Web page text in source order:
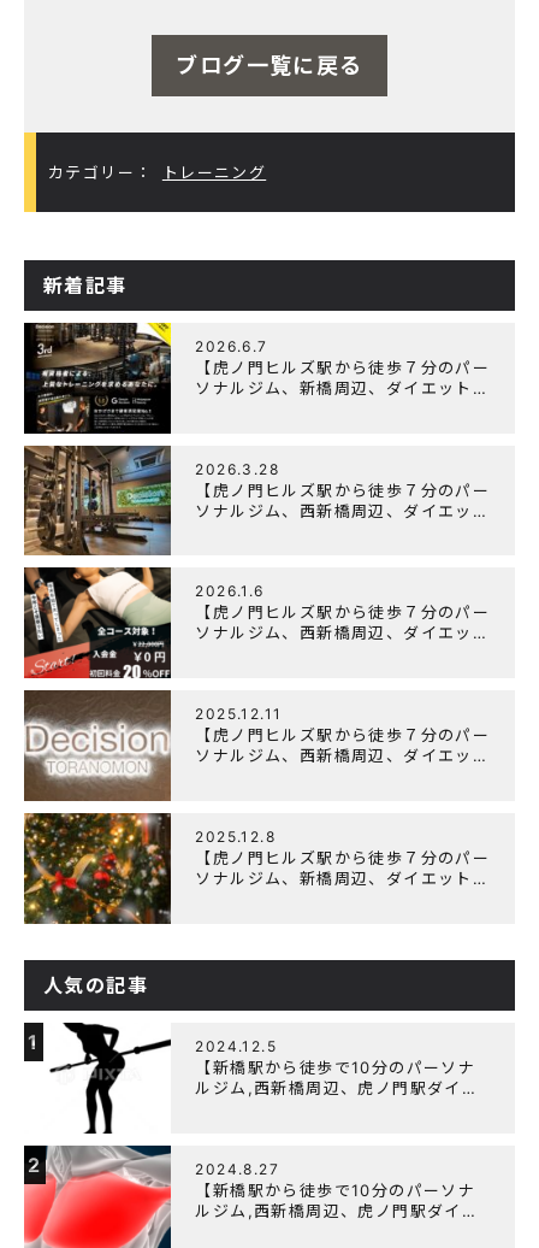
ブログ一覧に戻る
カテゴリー： トレーニング
新着記事
2026.6.7
【虎ノ門ヒルズ駅から徒歩７分のパー
ソナルジム、新橋周辺、ダイエットに
2026.3.28
【虎ノ門ヒルズ駅から徒歩７分のパー
ソナルジム、西新橋周辺、ダイエット
2026.1.6
【虎ノ門ヒルズ駅から徒歩７分のパー
ソナルジム、西新橋周辺、ダイエット
2025.12.11
【虎ノ門ヒルズ駅から徒歩７分のパー
ソナルジム、西新橋周辺、ダイエット
2025.12.8
【虎ノ門ヒルズ駅から徒歩７分のパー
ソナルジム、新橋周辺、ダイエットに
人気の記事
1 2024.12.5
【新橋駅から徒歩で10分のパーソナ
ルジム,西新橋周辺、虎ノ門駅ダイエ
2 2024.8.27
【新橋駅から徒歩で10分のパーソナ
ルジム,西新橋周辺、虎ノ門駅ダイエ